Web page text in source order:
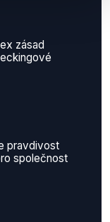
zásad
pravdivost
společnost